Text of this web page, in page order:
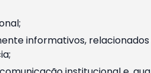
informativos,